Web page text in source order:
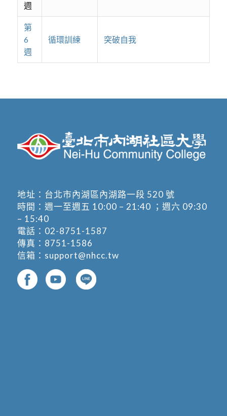
週
第
6
週
循環訓練 突破自我
地址： 台北市內湖區內湖路一段 520 號
時間：週一至週五 10:00 – 21:40 ；週六 09:30
– 15:40
電話： 02-8751-1587
傳真：8751-1586
信箱： support@nhcc.tw